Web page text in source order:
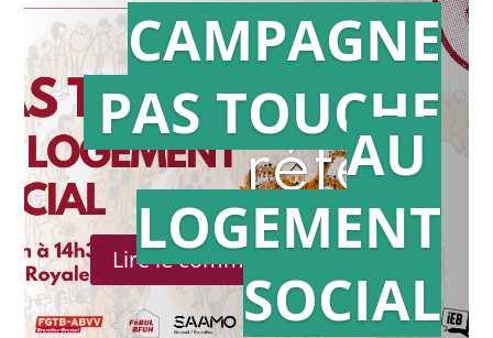
Action en
référé
Lire le communiqué de presse
CAMPAGNE
PAS TOUCHE
AU
LOGEMENT
SOCIAL